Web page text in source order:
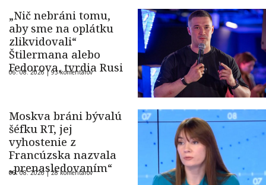
„Nič nebráni tomu,
aby sme na oplátku
zlikvidovali“
Štilermana alebo
Fedorova, tvrdia Rusi
06. 08. 2026 |93 komentárov
Moskva bráni bývalú
šéfku RT, jej
vyhostenie z
Francúzska nazvala
„prenasledovaním“
06. 08. 2026 |28 komentárov